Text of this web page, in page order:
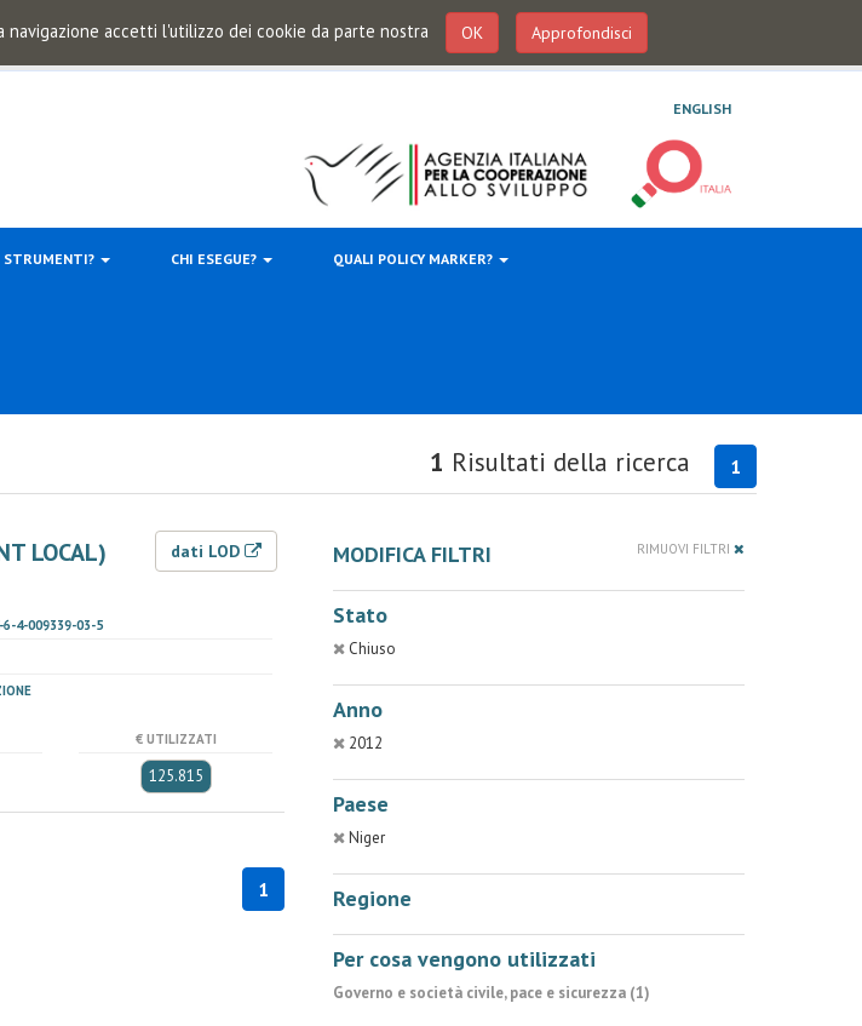
navigazione accetti l'utilizzo dei cookie da parte nostra OK Approfondisci
ENGLISH
STRUMENTI? CHI ESEGUE? QUALI POLICY MARKER?
1
1 Risultati della ricerca
LOCAL)
dati LOD
6-4-009339-03-5
€ UTILIZZATI
125.815
1
MODIFICA FILTRI RIMUOVI FILTRI
Stato
Chiuso
Anno
2012
Paese
Niger
Regione
Per cosa vengono utilizzati
Governo e società civile, pace e sicurezza (1)